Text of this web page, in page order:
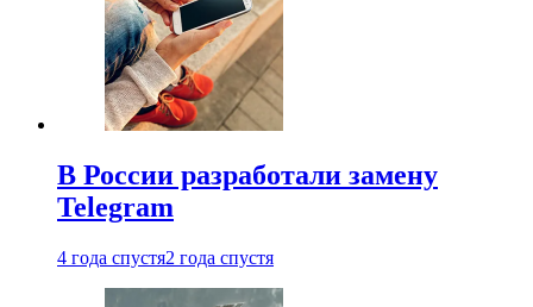
В России разработали замену
Telegram
4 года спустя2 года спустя